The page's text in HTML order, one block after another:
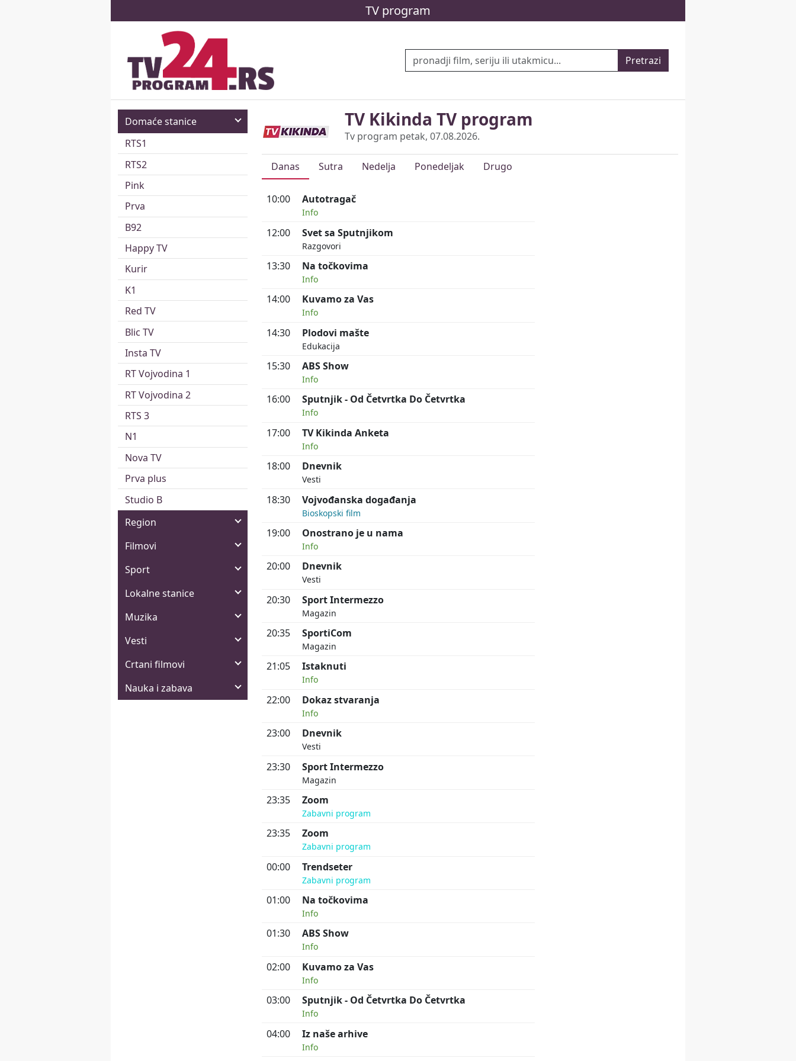
TV program
Pretrazi
Domaće stanice
RTS1
RTS2
Pink
Prva
B92
Happy TV
Kurir
K1
Red TV
Blic TV
Insta TV
RT Vojvodina 1
RT Vojvodina 2
RTS 3
N1
Nova TV
Prva plus
Studio B
Region
Filmovi
Sport
Lokalne stanice
Muzika
Vesti
Crtani filmovi
Nauka i zabava
TV Kikinda TV program
Tv program petak, 07.08.2026.
Danas Sutra Nedelja Ponedeljak Drugo
10:00 Autotragač
Info
12:00 Svet sa Sputnjikom
Razgovori
13:30 Na točkovima
Info
14:00 Kuvamo za Vas
Info
14:30 Plodovi mašte
Edukacija
15:30 ABS Show
Info
16:00 Sputnjik - Od Četvrtka Do Četvrtka
Info
17:00 TV Kikinda Anketa
Info
18:00 Dnevnik
Vesti
18:30 Vojvođanska događanja
Bioskopski film
19:00 Onostrano je u nama
Info
20:00 Dnevnik
Vesti
20:30 Sport Intermezzo
Magazin
20:35 SportiCom
Magazin
21:05 Istaknuti
Info
22:00 Dokaz stvaranja
Info
23:00 Dnevnik
Vesti
23:30 Sport Intermezzo
Magazin
23:35 Zoom
Zabavni program
23:35 Zoom
Zabavni program
00:00 Trendseter
Zabavni program
01:00 Na točkovima
Info
01:30 ABS Show
Info
02:00 Kuvamo za Vas
Info
03:00 Sputnjik - Od Četvrtka Do Četvrtka
Info
04:00 Iz naše arhive
Info